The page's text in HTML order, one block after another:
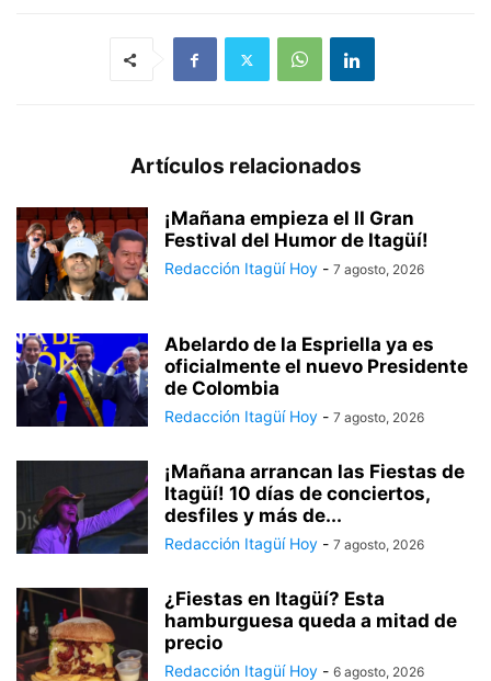
Artículos relacionados
¡Mañana empieza el II Gran
Festival del Humor de Itagüí!
Redacción Itagüí Hoy - 7 agosto, 2026
Abelardo de la Espriella ya es
oficialmente el nuevo Presidente
de Colombia
Redacción Itagüí Hoy - 7 agosto, 2026
¡Mañana arrancan las Fiestas de
Itagüí! 10 días de conciertos,
desfiles y más de...
Redacción Itagüí Hoy - 7 agosto, 2026
¿Fiestas en Itagüí? Esta
hamburguesa queda a mitad de
precio
Redacción Itagüí Hoy - 6 agosto, 2026